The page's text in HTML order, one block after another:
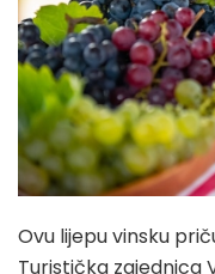
Ovu lijepu vinsku
Turistička zajednica